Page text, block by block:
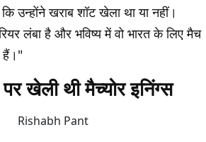
उन्होंने खराब शॉट खेला था या नहीं।
लंबा है और भविष्य में वो भारत के लिए मैच
हैं।"
खेली थी मैच्योर इनिंग्स